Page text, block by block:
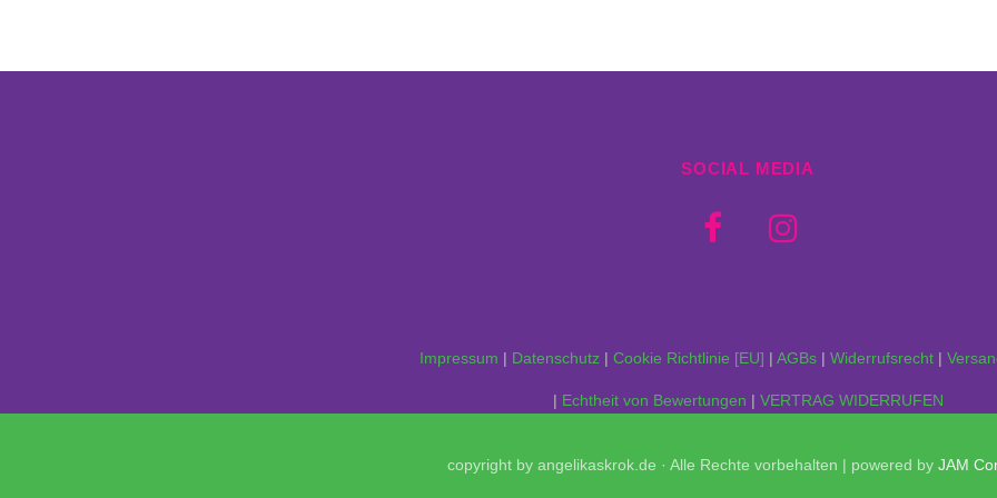
SOCIAL MEDIA
Impressum | Datenschutz | Cookie Richtlinie [EU] | AGBs | Widerrufsrecht |
| Echtheit von Bewertungen | VERTRAG WIDERRUFEN
copyright by angelikaskrok.de · Alle Rechte vorbehalten | powered by JAM